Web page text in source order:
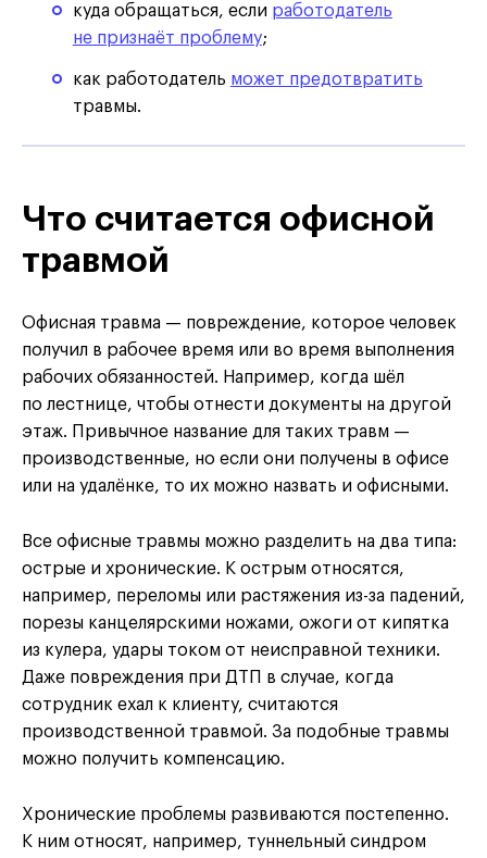
куда обращаться, если работодатель
не признаёт проблему;
как работодатель может предотвратить
травмы.
Что считается офисной
травмой
Офисная травма — повреждение, которое человек
получил в рабочее время или во время выполнения
рабочих обязанностей. Например, когда шёл
по лестнице, чтобы отнести документы на другой
этаж. Привычное название для таких травм —
производственные, но если они получены в офисе
или на удалёнке, то их можно назвать и офисными.
Все офисные травмы можно разделить на два типа:
острые и хронические. К острым относятся,
например, переломы или растяжения из-за падений,
порезы канцелярскими ножами, ожоги от кипятка
из кулера, удары током от неисправной техники.
Даже повреждения при ДТП в случае, когда
сотрудник ехал к клиенту, считаются
производственной травмой. За подобные травмы
можно получить компенсацию.
Хронические проблемы развиваются постепенно.
К ним относят, например, туннельный синдром